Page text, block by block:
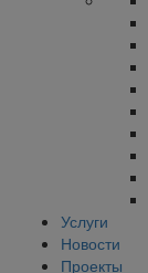
Услуги
Новости
Проекты